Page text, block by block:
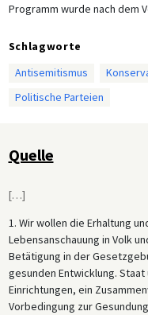
Programm wurde nach dem
Schlagworte
Antisemitismus
Politische Parteien
Quelle
[…]
1. Wir wollen die Erhaltung
Lebensanschauung in Volk
Betätigung in der
gesunden Entwicklung.
Einrichtungen, ein
Vorbedingung zur